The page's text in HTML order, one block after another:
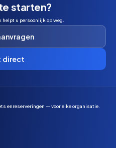
starten?
helpt u persoonlijk op weg.
direct
enreserveringen — voor elke organisatie.